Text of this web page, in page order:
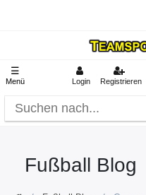
☰
Menü Login Registrieren
Fußball Blog